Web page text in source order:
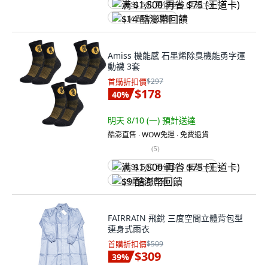
满 $1,500 再省 $75 (王道卡)
$14 酷澎幣回饋
Amiss 機能感 石墨烯除臭機能勇字運
動襪 3套
首購折扣價$297
40% $178
明天 8/10 (一) 預計送達
酷澎直售 ∙ WOW免運 ∙ 免費退貨
(5)
满 $1,500 再省 $75 (王道卡)
$9 酷澎幣回饋
FAIRRAIN 飛銳 三度空間立體背包型
連身式雨衣
首購折扣價$509
39% $309